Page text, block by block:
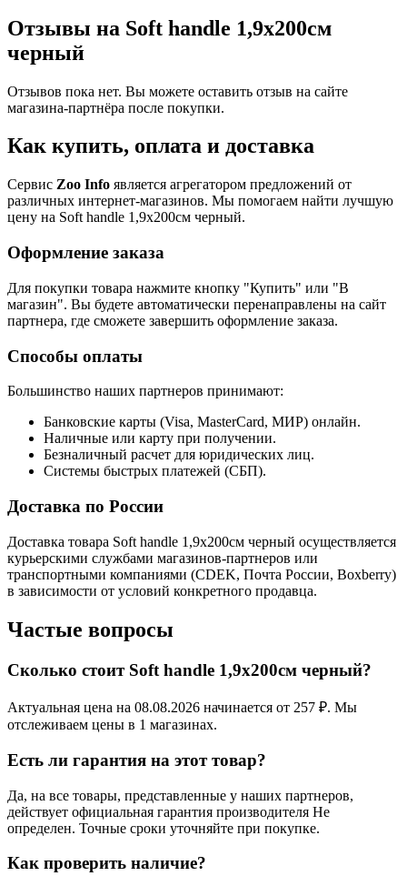
Отзывы на Soft handle 1,9x200см
черный
Отзывов пока нет. Вы можете оставить отзыв на сайте
магазина-партнёра после покупки.
Как купить, оплата и доставка
Сервис Zoo Info является агрегатором предложений от
различных интернет-магазинов. Мы помогаем найти лучшую
цену на Soft handle 1,9x200см черный.
Оформление заказа
Для покупки товара нажмите кнопку "Купить" или "В
магазин". Вы будете автоматически перенаправлены на сайт
партнера, где сможете завершить оформление заказа.
Способы оплаты
Большинство наших партнеров принимают:
Банковские карты (Visa, MasterCard, МИР) онлайн.
Наличные или карту при получении.
Безналичный расчет для юридических лиц.
Системы быстрых платежей (СБП).
Доставка по России
Доставка товара Soft handle 1,9x200см черный осуществляется
курьерскими службами магазинов-партнеров или
транспортными компаниями (CDEK, Почта России, Boxberry)
в зависимости от условий конкретного продавца.
Частые вопросы
Сколько стоит Soft handle 1,9x200см черный?
Актуальная цена на 08.08.2026 начинается от 257 ₽. Мы
отслеживаем цены в 1 магазинах.
Есть ли гарантия на этот товар?
Да, на все товары, представленные у наших партнеров,
действует официальная гарантия производителя Не
определен. Точные сроки уточняйте при покупке.
Как проверить наличие?